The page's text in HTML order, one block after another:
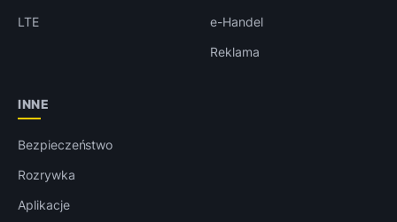
LTE
e-Handel
Reklama
INNE
Bezpieczeństwo
Rozrywka
Aplikacje